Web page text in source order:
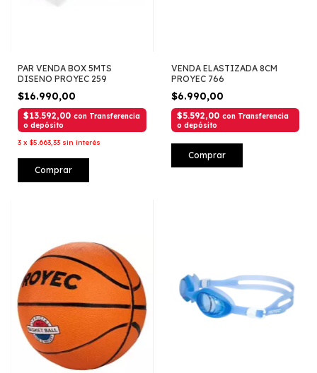
PAR VENDA BOX 5MTS
DISENO PROYEC 259
$16.990,00
$13.592,00 con Transferencia
o depósito
3 x $5.663,33 sin interés
Comprar
VENDA ELASTIZADA 8CM
PROYEC 766
$6.990,00
$5.592,00 con Transferencia
o depósito
Comprar